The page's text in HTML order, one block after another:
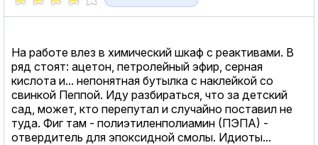
На работе влез в химический шкаф с реактивами. В
ряд стоят: ацетон, петролейный эфир, серная
кислота и... непонятная бутылка с наклейкой со
свинкой Пеппой. Иду разбираться, что за детский
сад, может, кто перепутал и случайно поставил не
туда. Фиг там - полиэтиленполиамин (ПЭПА) -
отвердитель для эпоксидной смолы. Идиоты...